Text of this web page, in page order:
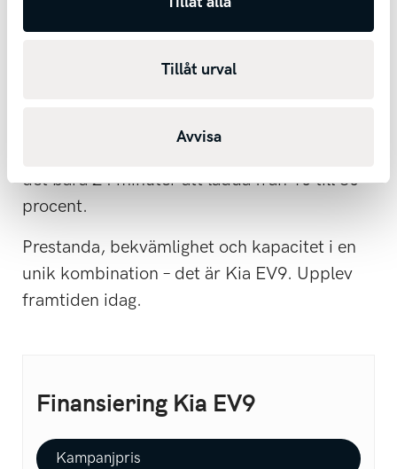
Tillåt urval
Avvisa
the Year, Kia EV9 är en komplett SUV som
tar elbilsupplevelsen till nya höjder.
Välj mellan bakhjulsdrift eller fyrhjulsdrift, 6
Long Range med en räckvidd på upp till 505
det bara 24 minuter att ladda från 10 till 80
procent.
Prestanda, bekvämlighet och kapacitet i en
unik kombination – det är Kia EV9. Upplev
framtiden idag.
Finansiering Kia EV9
Kampanjpris